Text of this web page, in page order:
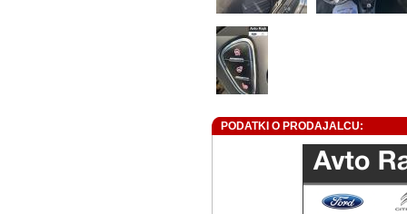
PODATKI O PRODAJALCU: